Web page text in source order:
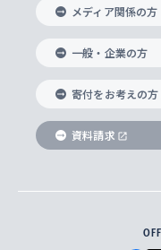
国際教養学部
理工学部
Futures） –
実践宗教学
総合人間科学
経済学研究科
生涯学習
ヨーロッパ
アジア文化
アメリカ・カ
メディア・
障がいのあ
就職（内定
企業の採用ご
ノンディグリ
Sophia Short-
学費・奨学金
学部入学前
ソフィア・
上智大学と
国連Weeks
ダイバーシテ
学校法人上智
数字で見る上
上智大学のネッ
父母・保証
上智大学の出
上智大学大
上智大学のビ
メディア関係の方
一般・企業の方
寄付をお考えの方
資料請求